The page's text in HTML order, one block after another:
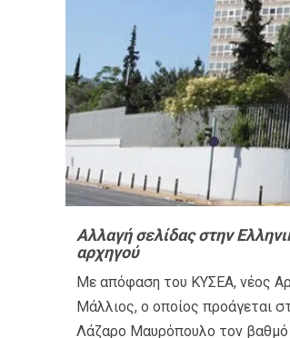
Αλλαγή σελίδας στην
αρχηγού
Με απόφαση του ΚΥΣΕΑ, νέος
Μάλλιος, ο οποίος προάγεται
Λάζαρο Μαυρόπουλο τον βαθμό